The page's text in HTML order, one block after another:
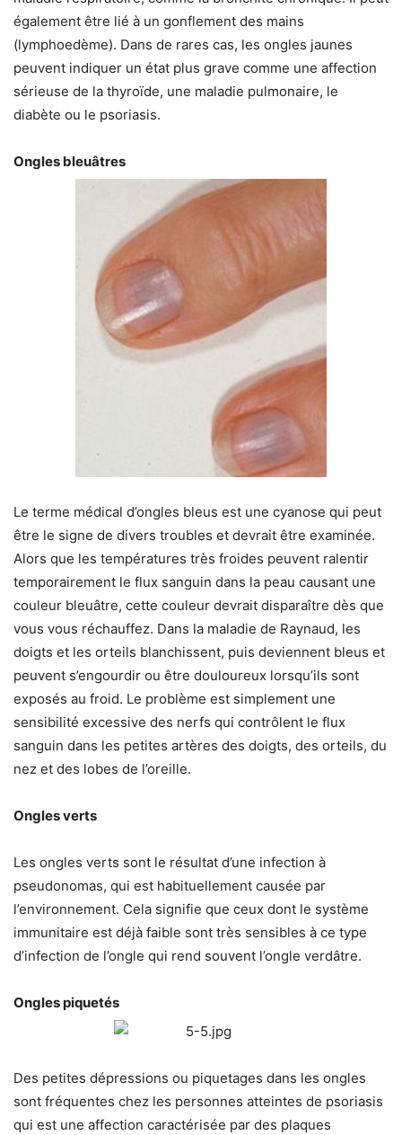
également être lié à un gonflement des mains
(lymphoedème). Dans de rares cas, les ongles jaunes
peuvent indiquer un état plus grave comme une affection
sérieuse de la thyroïde, une maladie pulmonaire, le
diabète ou le psoriasis.
Ongles bleuâtres
Le terme médical d’ongles bleus est une cyanose qui peut
être le signe de divers troubles et devrait être examinée.
Alors que les températures très froides peuvent ralentir
temporairement le flux sanguin dans la peau causant une
couleur bleuâtre, cette couleur devrait disparaître dès que
vous vous réchauffez. Dans la maladie de Raynaud, les
doigts et les orteils blanchissent, puis deviennent bleus et
peuvent s’engourdir ou être douloureux lorsqu’ils sont
exposés au froid. Le problème est simplement une
sensibilité excessive des nerfs qui contrôlent le flux
sanguin dans les petites artères des doigts, des orteils, du
nez et des lobes de l’oreille.
Ongles verts
Les ongles verts sont le résultat d’une infection à
pseudonomas, qui est habituellement causée par
l’environnement. Cela signifie que ceux dont le système
immunitaire est déjà faible sont très sensibles à ce type
d’infection de l’ongle qui rend souvent l’ongle verdâtre.
Ongles piquetés
Des petites dépressions ou piquetages dans les ongles
sont fréquentes chez les personnes atteintes de psoriasis
qui est une affection caractérisée par des plaques